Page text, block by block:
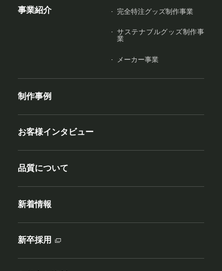
事業紹介 完全特注グッズ制作事業
サステナブルグッズ制作事
業
メーカー事業
制作事例
お客様インタビュー
品質について
新着情報
新卒採用